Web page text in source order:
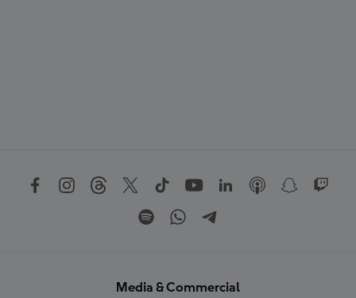
Media & Commercial